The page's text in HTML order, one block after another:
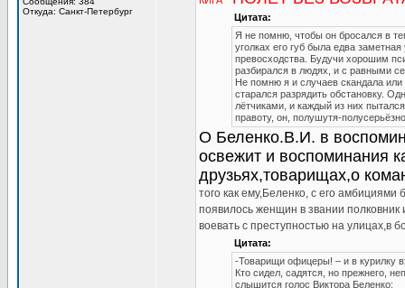
Откуда: Санкт-Петербург
Цитата:
Я не помню, чтобы он бросался в
уголках его губ была едва
превосходства. Будучи хорошим
разбирался в людях, и с равными
Не помню я и случаев скандала
старался разрядить обстановку.
лётчиками, и каждый из них
правоту, он, полушутя-
О Беленко.В.И. в
освежит и воспоминания
друзьях,товарищах,о
того как ему,Беленко, с его
появилось женщин в звании
воевать с преступностью на улицах,в
Цитата:
-Товарищи офицеры! – и в курилку
Кто сидел, садятся, но прежнего,
слышится голос Виктора Беленко: